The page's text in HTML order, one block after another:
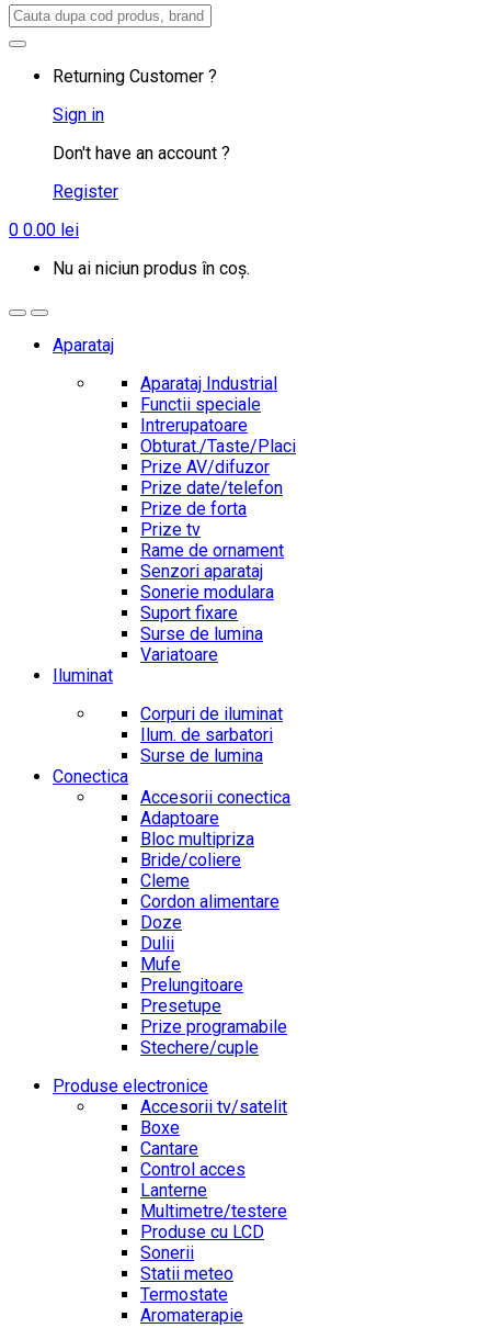
Search
Returning Customer ?
Sign in
Don't have an account ?
Register
0 0.00 lei
Nu ai niciun produs în coș.
Aparataj
Aparataj Industrial
Functii speciale
Intrerupatoare
Obturat./Taste/Placi
Prize AV/difuzor
Prize date/telefon
Prize de forta
Prize tv
Rame de ornament
Senzori aparataj
Sonerie modulara
Suport fixare
Surse de lumina
Variatoare
Iluminat
Corpuri de iluminat
Ilum. de sarbatori
Surse de lumina
Conectica
Accesorii conectica
Adaptoare
Bloc multipriza
Bride/coliere
Cleme
Cordon alimentare
Doze
Dulii
Mufe
Prelungitoare
Presetupe
Prize programabile
Stechere/cuple
Produse electronice
Accesorii tv/satelit
Boxe
Cantare
Control acces
Lanterne
Multimetre/testere
Produse cu LCD
Sonerii
Statii meteo
Termostate
Aromaterapie